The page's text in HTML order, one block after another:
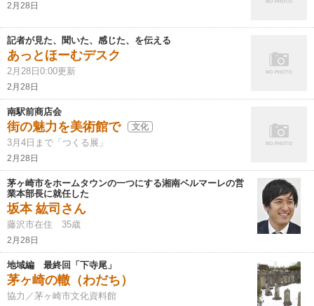
2月28日
記者が見た、聞いた、感じた、を伝える
あっとほーむデスク
2月28日0:00更新
2月28日
南駅前商店会
街の魅力を美術館で 文化
3月4日まで「つくる展」
2月28日
茅ヶ崎市をホームタウンの一つにする湘南ベルマーレの営
業本部長に就任した
坂本 紘司さん
藤沢市在住 35歳
2月28日
地域編 最終回「下寺尾」
茅ヶ崎の轍（わだち）
協力／茅ヶ崎市文化資料館